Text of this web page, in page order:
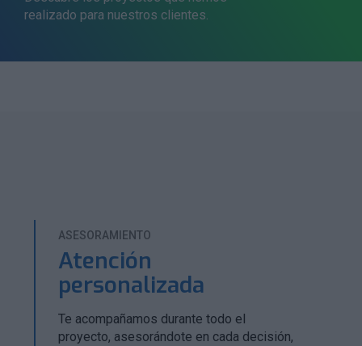
realizado para nuestros clientes.
ASESORAMIENTO
Atención
personalizada
Te acompañamos durante todo el
proyecto, asesorándote en cada decisión,